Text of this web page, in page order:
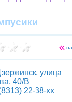
улица
40/В
22-38-xx